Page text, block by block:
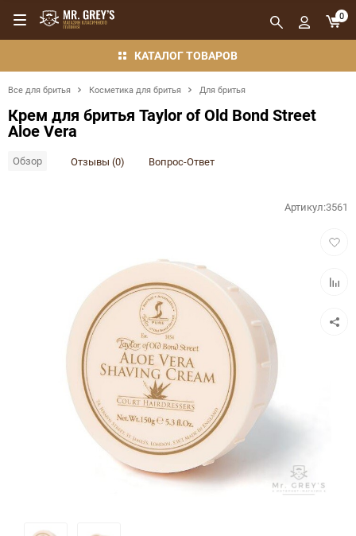
КАТАЛОГ ТОВАРОВ
0
Все для бритья Косметика для бритья Для бритья
Крем для бритья Taylor of Old Bond Street
Aloe Vera
Обзор Отзывы (0) Вопрос-Ответ
Артикул:3561